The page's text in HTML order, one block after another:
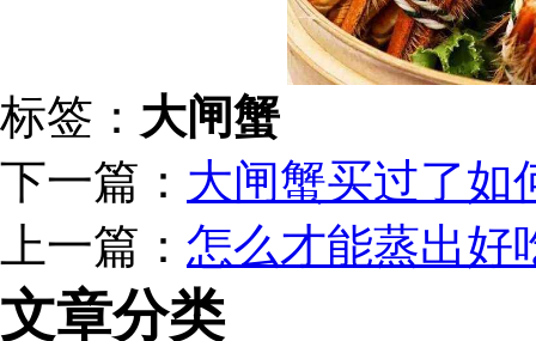
标签： 大闸蟹
下一篇： 大闸蟹买过了如
上一篇： 怎么才能蒸出好
文章分类